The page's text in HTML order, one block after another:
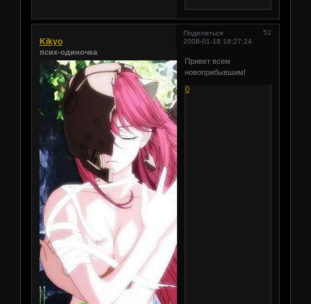
Поделиться
52
2008-01-18 18:27:24
Kikyo
псих-одиночка
Привет всем
новоприбывшим!
0